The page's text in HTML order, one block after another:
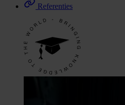
Referenties